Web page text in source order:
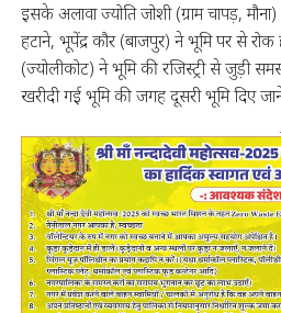
इसके अलावा ज्योति जोशी (ग्राम चापड़,
हटाने, भूपेंद्र कौर (बाजपुर) ने भूमि पर से
(ज्योलीकोट) ने भूमि की रजिस्ट्री से जुड़ी
खरीदी गई भूमि की जगह दूसरी भूमि दिए